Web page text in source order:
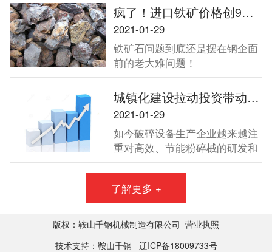
二段破碎和三段破碎，因其破碎
能力强、产量大，被广泛用于中
硬物料的破碎作业。
疯了！进口铁矿价格创9年新高！中钢协将四大方向发力保障铁矿石供应！
2021-01-29
铁矿石问题到底还是摆在钢企面
前的老大难问题！
城镇化建设拉动投资带动破碎机增长
2021-01-29
如今破碎设备生产企业越来越注
重对高效、节能粉碎械的研发和
生产。2013年全国两会再次强调
了扩大内需，并强调要坚定不移
地把扩大内需作为经济发展的长
期战略方针，充分发挥消费的基
础作用和投资的关键作用。城镇
了解更多 +
版权：鞍山千钢机械制造有限公司 营业执照
技术支持：鞍山千钢
辽ICP备18009733号